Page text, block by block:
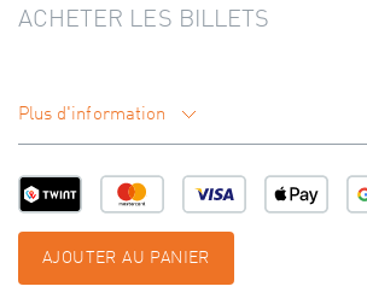
ACHETER LES BILLETS
Plus d'information
AJOUTER AU PANIER